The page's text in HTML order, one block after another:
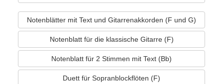
Notenblätter mit Text und Gitarrenakkorden (F und G)
Notenblatt für die klassische Gitarre (F)
Notenblatt für 2 Stimmen mit Text (Bb)
Duett für Sopranblockflöten (F)